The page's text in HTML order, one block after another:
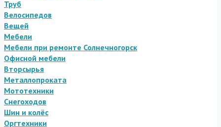
Труб
Велосипедов
Вещей
Мебели
Мебели при ремонте Солнечногорск
Офисной мебели
Вторсырья
Металлопроката
Мототехники
Снегоходов
Шин и колёс
Оргтехники